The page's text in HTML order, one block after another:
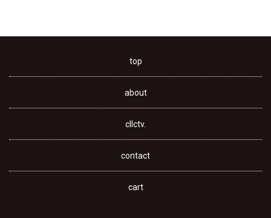
top
about
cllctv.
contact
cart